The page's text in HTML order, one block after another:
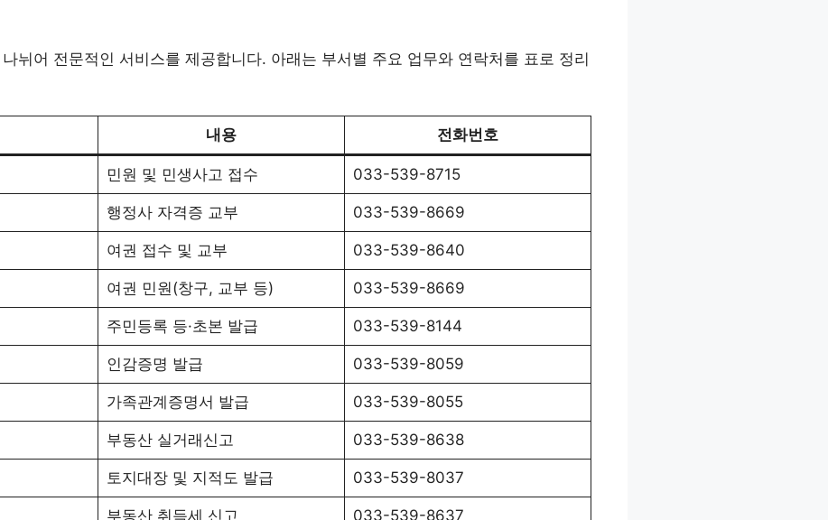
뉘어 전문적인 서비스를 제공합니다. 아래는 부서별 주요 업무와 연락처를 표로 정리
내용 전화번호
민원 및 민생사고 접수 033-539-8715
행정사 자격증 교부 033-539-8669
여권 접수 및 교부 033-539-8640
여권 민원(창구, 교부 등) 033-539-8669
주민등록 등·초본 발급 033-539-8144
인감증명 발급 033-539-8059
가족관계증명서 발급 033-539-8055
부동산 실거래신고 033-539-8638
토지대장 및 지적도 발급 033-539-8037
부동산 취득세 신고 033-539-8637